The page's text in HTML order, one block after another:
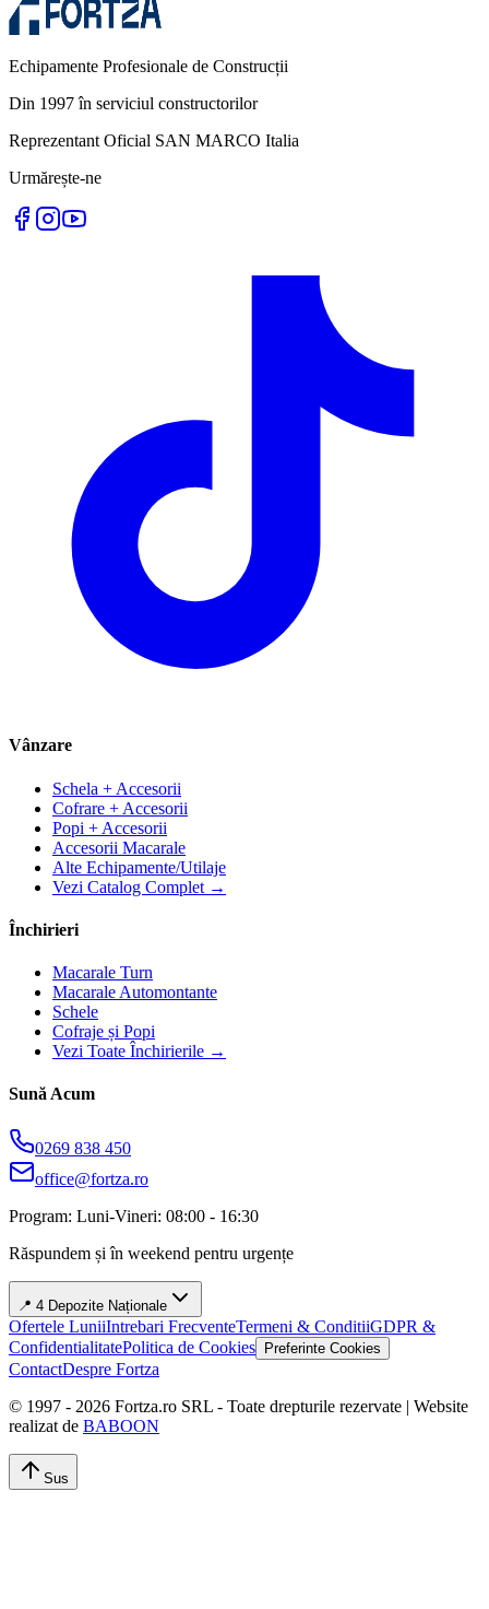
Echipamente Profesionale de Construcții
Din 1997 în serviciul constructorilor
Reprezentant Oficial SAN MARCO Italia
Urmărește-ne
Vânzare
Schela + Accesorii
Cofrare + Accesorii
Popi + Accesorii
Accesorii Macarale
Alte Echipamente/Utilaje
Vezi Catalog Complet →
Închirieri
Macarale Turn
Macarale Automontante
Schele
Cofraje și Popi
Vezi Toate Închirierile →
Sună Acum
0269 838 450
office@fortza.ro
Program: Luni-Vineri: 08:00 - 16:30
Răspundem și în weekend pentru urgențe
📍 4 Depozite Naționale
Ofertele LuniiIntrebari FrecventeTermeni & ConditiiGDPR &
ConfidentialitatePolitica de Cookies Preferinte Cookies
ContactDespre Fortza
© 1997 - 2026 Fortza.ro SRL - Toate drepturile rezervate | Website
realizat de BABOON
Sus